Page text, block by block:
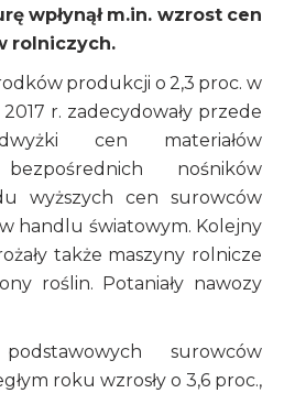
wpłynął m.in. wzrost cen
rolniczych.
produkcji o 2,3 proc. w
r. zadecydowały przede
cen materiałów
nośników
wyższych cen surowców
handlu światowym. Kolejny
także maszyny rolnicze
roślin. Potaniały nawozy
surowców
roku wzrosły o 3,6 proc.,